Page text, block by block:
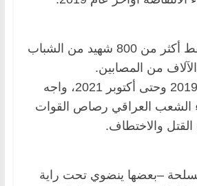
وخلال عامين، سقط أكثر من 800 شهيد من الشباب
من المصابين.
البداية من أكتوبر 2019 وحتى أكتوبر 2021، واجه
الشعب العراقي رصاص القوات
القتل والاختطاف.
–بعضها ينضوي تحت راية